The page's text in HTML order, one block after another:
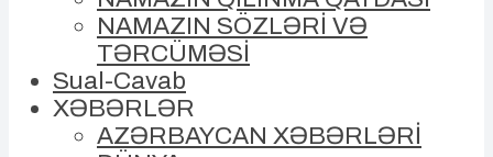
NAMAZIN SÖZLƏRİ VƏ
TƏRCÜMƏSİ
Sual-Cavab
XƏBƏRLƏR
AZƏRBAYCAN XƏBƏRLƏRİ